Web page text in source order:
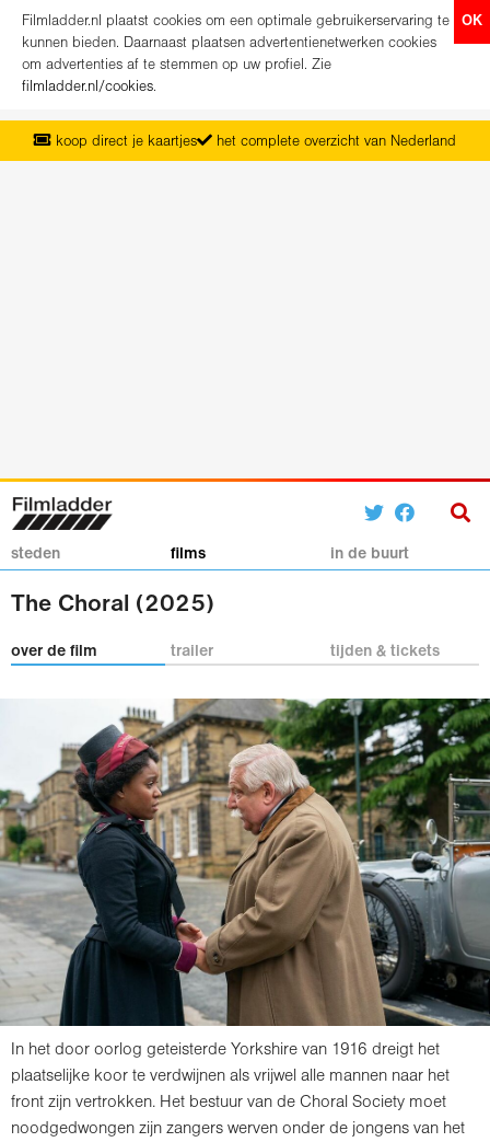
OK
Filmladder.nl plaatst cookies om een optimale gebruikerservaring te
kunnen bieden. Daarnaast plaatsen advertentienetwerken cookies
om advertenties af te stemmen op uw profiel. Zie
filmladder.nl/cookies.
koop direct je kaartjes
het complete overzicht van Nederland
vanaf maandag het nieuwe programma
steden films in de buurt
The Choral (2025)
over de film trailer tijden & tickets
In het door oorlog geteisterde Yorkshire van 1916 dreigt het
plaatselijke koor te verdwijnen als vrijwel alle mannen naar het
front zijn vertrokken. Het bestuur van de Choral Society moet
noodgedwongen zijn zangers werven onder de jongens van het